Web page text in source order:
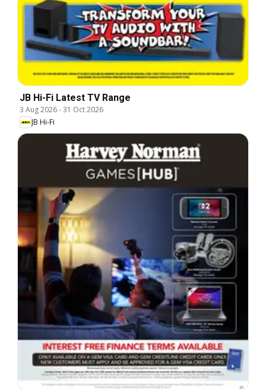
JB Hi-Fi Latest TV Range
3 Aug 2026-31 Oct 2026
JB Hi-Fi